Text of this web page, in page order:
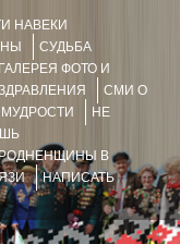
НАВЕКИ
СУДЬБА
ГАЛЕРЕЯ ФОТО И
СМИ О
НЕ
В
НАПИСАТЬ